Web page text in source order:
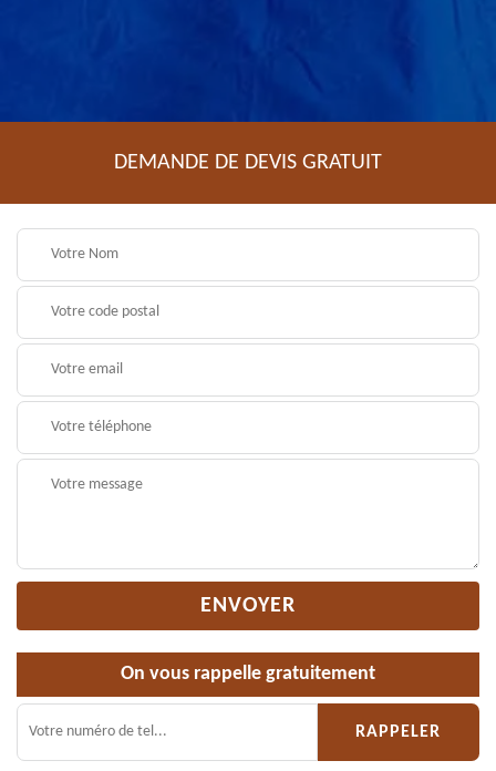
DEMANDE DE DEVIS GRATUIT
On vous rappelle gratuitement